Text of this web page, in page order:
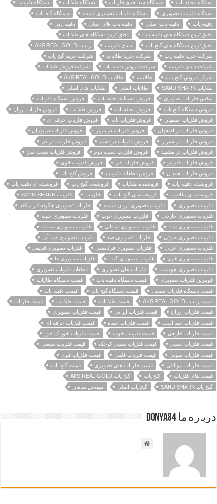
دستگاه دفینه یاب دستگاه سه بعدی فلزیاب دستگاه طلایاب
دستگاه فلزیاب
دستگاه فلزیاب تصویری
دستگاه فلزیاب تصویری قیمت
دستگاه گنج یاب
دفینه یاب
دفینه یاب اصلی دفینه یاب های اصلی
دفینه یابی
دقیق ترین دستگاه های دفینه یاب
دقیق ترین دستگاه های طلایاب
دقیق ترین دستگاه های گنج یاب
دنیای فلزیاب
ردیاب AKS REAL GOLD
شرکت خرید دفینه یاب
شرکت خرید طلایاب
شرکت خرید گنج یاب
شرکت دنیای فلزیاب
شرکت فروش دفینه یاب
شرکت فروش طلایاب
شرکن فروش گنج یاب
طلایاب
طلایاب AKS REAL GOLD
طلایاب SAND SHARK
طلایاب اصلی
طلایاب های اصلی
عکس فلزیاب تصویری
فروش دستگاه دفینه یاب
فروش دستگاه فلزیاب
فروش دستگاه گنج یاب
فروش دفینه یاب فروش طلایاب
فروش فلزیاب ارزان
فروش فلزیاب اصفهان
فروش فلزیاب بانه
فروش فلزیاب حرفه ای
فروش فلزیاب در اصفهان
فروش فلزیاب در تبریز
فروش فلزیاب در تهران
فروش فلزیاب در شیراز
فروش فلزیاب در قشم
فروش فلزیاب در قم
فروش فلزیاب در مشهد
فروش فلزیاب دست دوم
فروش فلزیاب دست ساز
فروش فلزیاب فلزجو
فروش فلزیاب قم
فروش فلزیاب قوی
فروش فلزیاب همدان
فروش قطعات فلزیاب
فروش گنج یاب
فروشنده دفینه یاب
فروشنده طلایاب فروشنده گنج یاب
فروشنده ی دفینه یاب
فروشنده ی طلایاب
فروشنده ی گنج یاب فلزیاب
فلزیاب SAND SHARK
فلزیاب تصویری
فلزیاب تصویری ارزان قیمت
فلزیاب تصویری چگونه کار میکند
فلزیاب تصویری خارجی
فلزیاب تصویری خوب
فلزیاب تصویری خوبه
فلزیاب تصویری صدا
فلزیاب تصویری صدایی
فلزیاب تصویری صفحه
فلزیاب تصویری صوتی
فلزیاب تصویری ضد
فلزیاب تصویری ضد آف
فلزیاب تصویری عربی
فلزیاب تصویری فرکانسی
فلزیاب تصویری قدیمی
فلزیاب تصویری قوی
فلزیاب تصویری گیت
فلزیاب تصویری ها
فلزیاب تصویری هوشمند
فلزیاب های تصویری
قطعات فلزیاب تصویری
قویترین فلزیاب تصویری
قیمت دستگاه دفینه یاب
قیمت دستگاه طلایاب
قیمت دستگاه فلزیاب صنعتی
قیمت دستگاه گنج یاب
قیمت دفینه یاب
قیمت ردیاب AKS REAL GOLD
قیمت طلا یاب قیمت طلایاب
قیمت فلزیاب
قیمت فلزیاب ارزان
قیمت فلزیاب ایرانی
قیمت فلزیاب تصویری
قیمت فلزیاب چند است
قیمت فلزیاب چنده
قیمت فلزیاب حرفه ای
قیمت فلزیاب خارجی
قیمت فلزیاب خوب
قیمت فلزیاب خوراک خور
قیمت فلزیاب دستی
قیمت فلزیاب دستی کوچک
قیمت فلزیاب صنعتی
قیمت فلزیاب صوتی
قیمت فلزیاب قلمی
قیمت فلزیاب قوی
قیمت فلزیاب موبایلی
قیمت فلزیاب های تصویری
قیمت گنج یاب
قیمت های فلزیاب
گنج یاب
گنج یاب AKS REAL GOLD
گنج یاب SAND SHARK
گنج یاب اصلی مهندس سامان
درباره ما Donya84